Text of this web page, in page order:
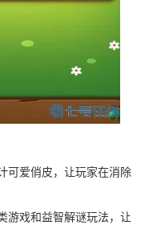
可爱俏皮，让玩家在消除
游戏和益智解谜玩法，让